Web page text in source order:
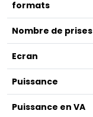
formats
Nombre de prises
Ecran
Puissance
Puissance en VA